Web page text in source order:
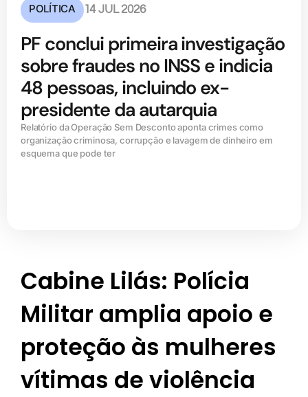
POLÍTICA 14 JUL 2026
PF conclui primeira investigação
sobre fraudes no INSS e indicia
48 pessoas, incluindo ex-
presidente da autarquia
Relatório da Operação Sem Desconto aponta crimes como
organização criminosa, corrupção e lavagem de dinheiro em
esquema que pode ter
Cabine Lilás: Polícia
Militar amplia apoio e
proteção às mulheres
vítimas de violência